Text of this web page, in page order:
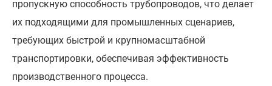
пропускную способность трубопроводов, что делает
их подходящими для промышленных сценариев,
требующих быстрой и крупномасштабной
транспортировки, обеспечивая эффективность
производственного процесса.